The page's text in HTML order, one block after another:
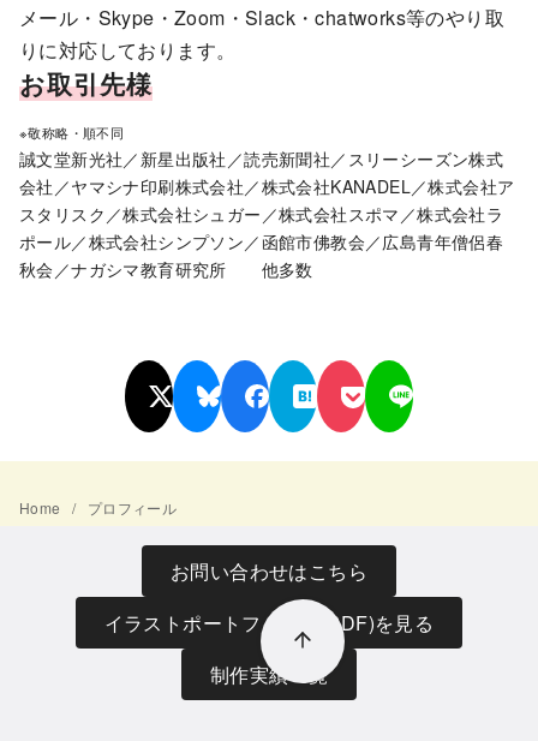
メール・Skype・Zoom・Slack・chatworks等のやり取
りに対応しております。
お取引先様
※敬称略・順不同
誠文堂新光社／新星出版社／読売新聞社／スリーシーズン株式
会社／ヤマシナ印刷株式会社／株式会社KANADEL／株式会社ア
スタリスク／株式会社シュガー／株式会社スポマ／株式会社ラ
ポール／株式会社シンプソン／函館市佛教会／広島青年僧侶春
秋会／ナガシマ教育研究所 他多数
Home プロフィール
お問い合わせはこちら
イラストポートフォリオ(PDF)を見る
制作実績一覧